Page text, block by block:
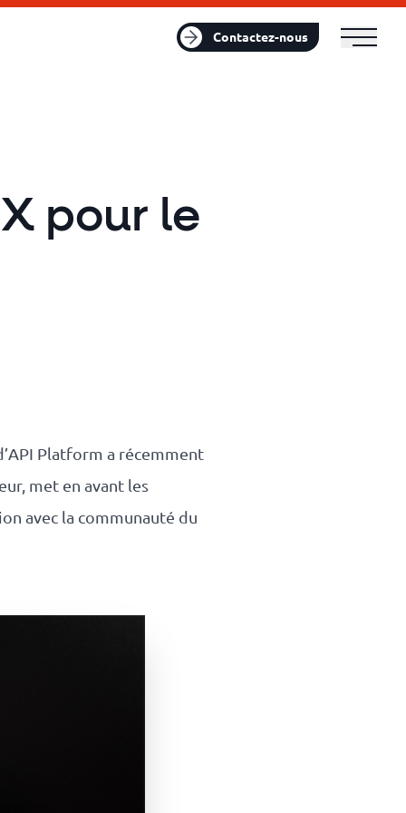
Contactez-nous
pour le
Platform a récemment
met en avant les
avec la communauté du